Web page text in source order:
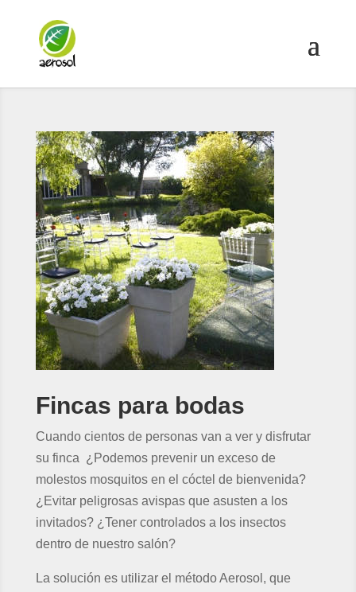
Fincas para bodas
Cuando cientos de personas van a ver y disfrutar
su finca ¿Podemos prevenir un exceso de
molestos mosquitos en el cóctel de bienvenida?
¿Evitar peligrosas avispas que asusten a los
invitados? ¿Tener controlados a los insectos
dentro de nuestro salón?
La solución es utilizar el método Aerosol, que